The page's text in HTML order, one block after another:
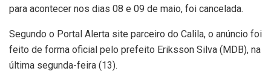
para acontecer nos dias 08 e 09 de maio, foi cancelada.
Segundo o Portal Alerta site parceiro do Calila, o anúncio foi
feito de forma oficial pelo prefeito Eriksson Silva (MDB), na
última segunda-feira (13).